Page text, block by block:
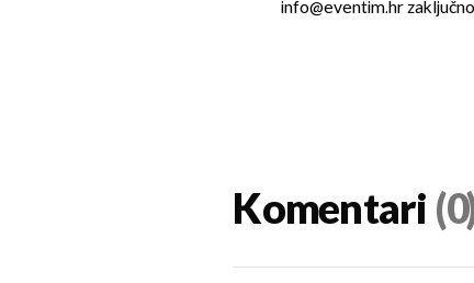
info@eventim.hr
Komentari